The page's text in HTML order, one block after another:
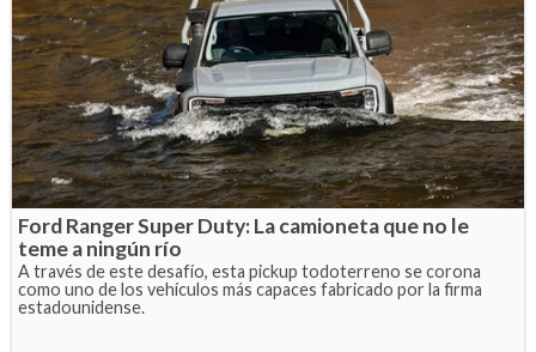
Ford Ranger Super Duty: La camioneta que no le
teme a ningún río
A través de este desafío, esta pickup todoterreno se corona
como uno de los vehículos más capaces fabricado por la firma
estadounidense.